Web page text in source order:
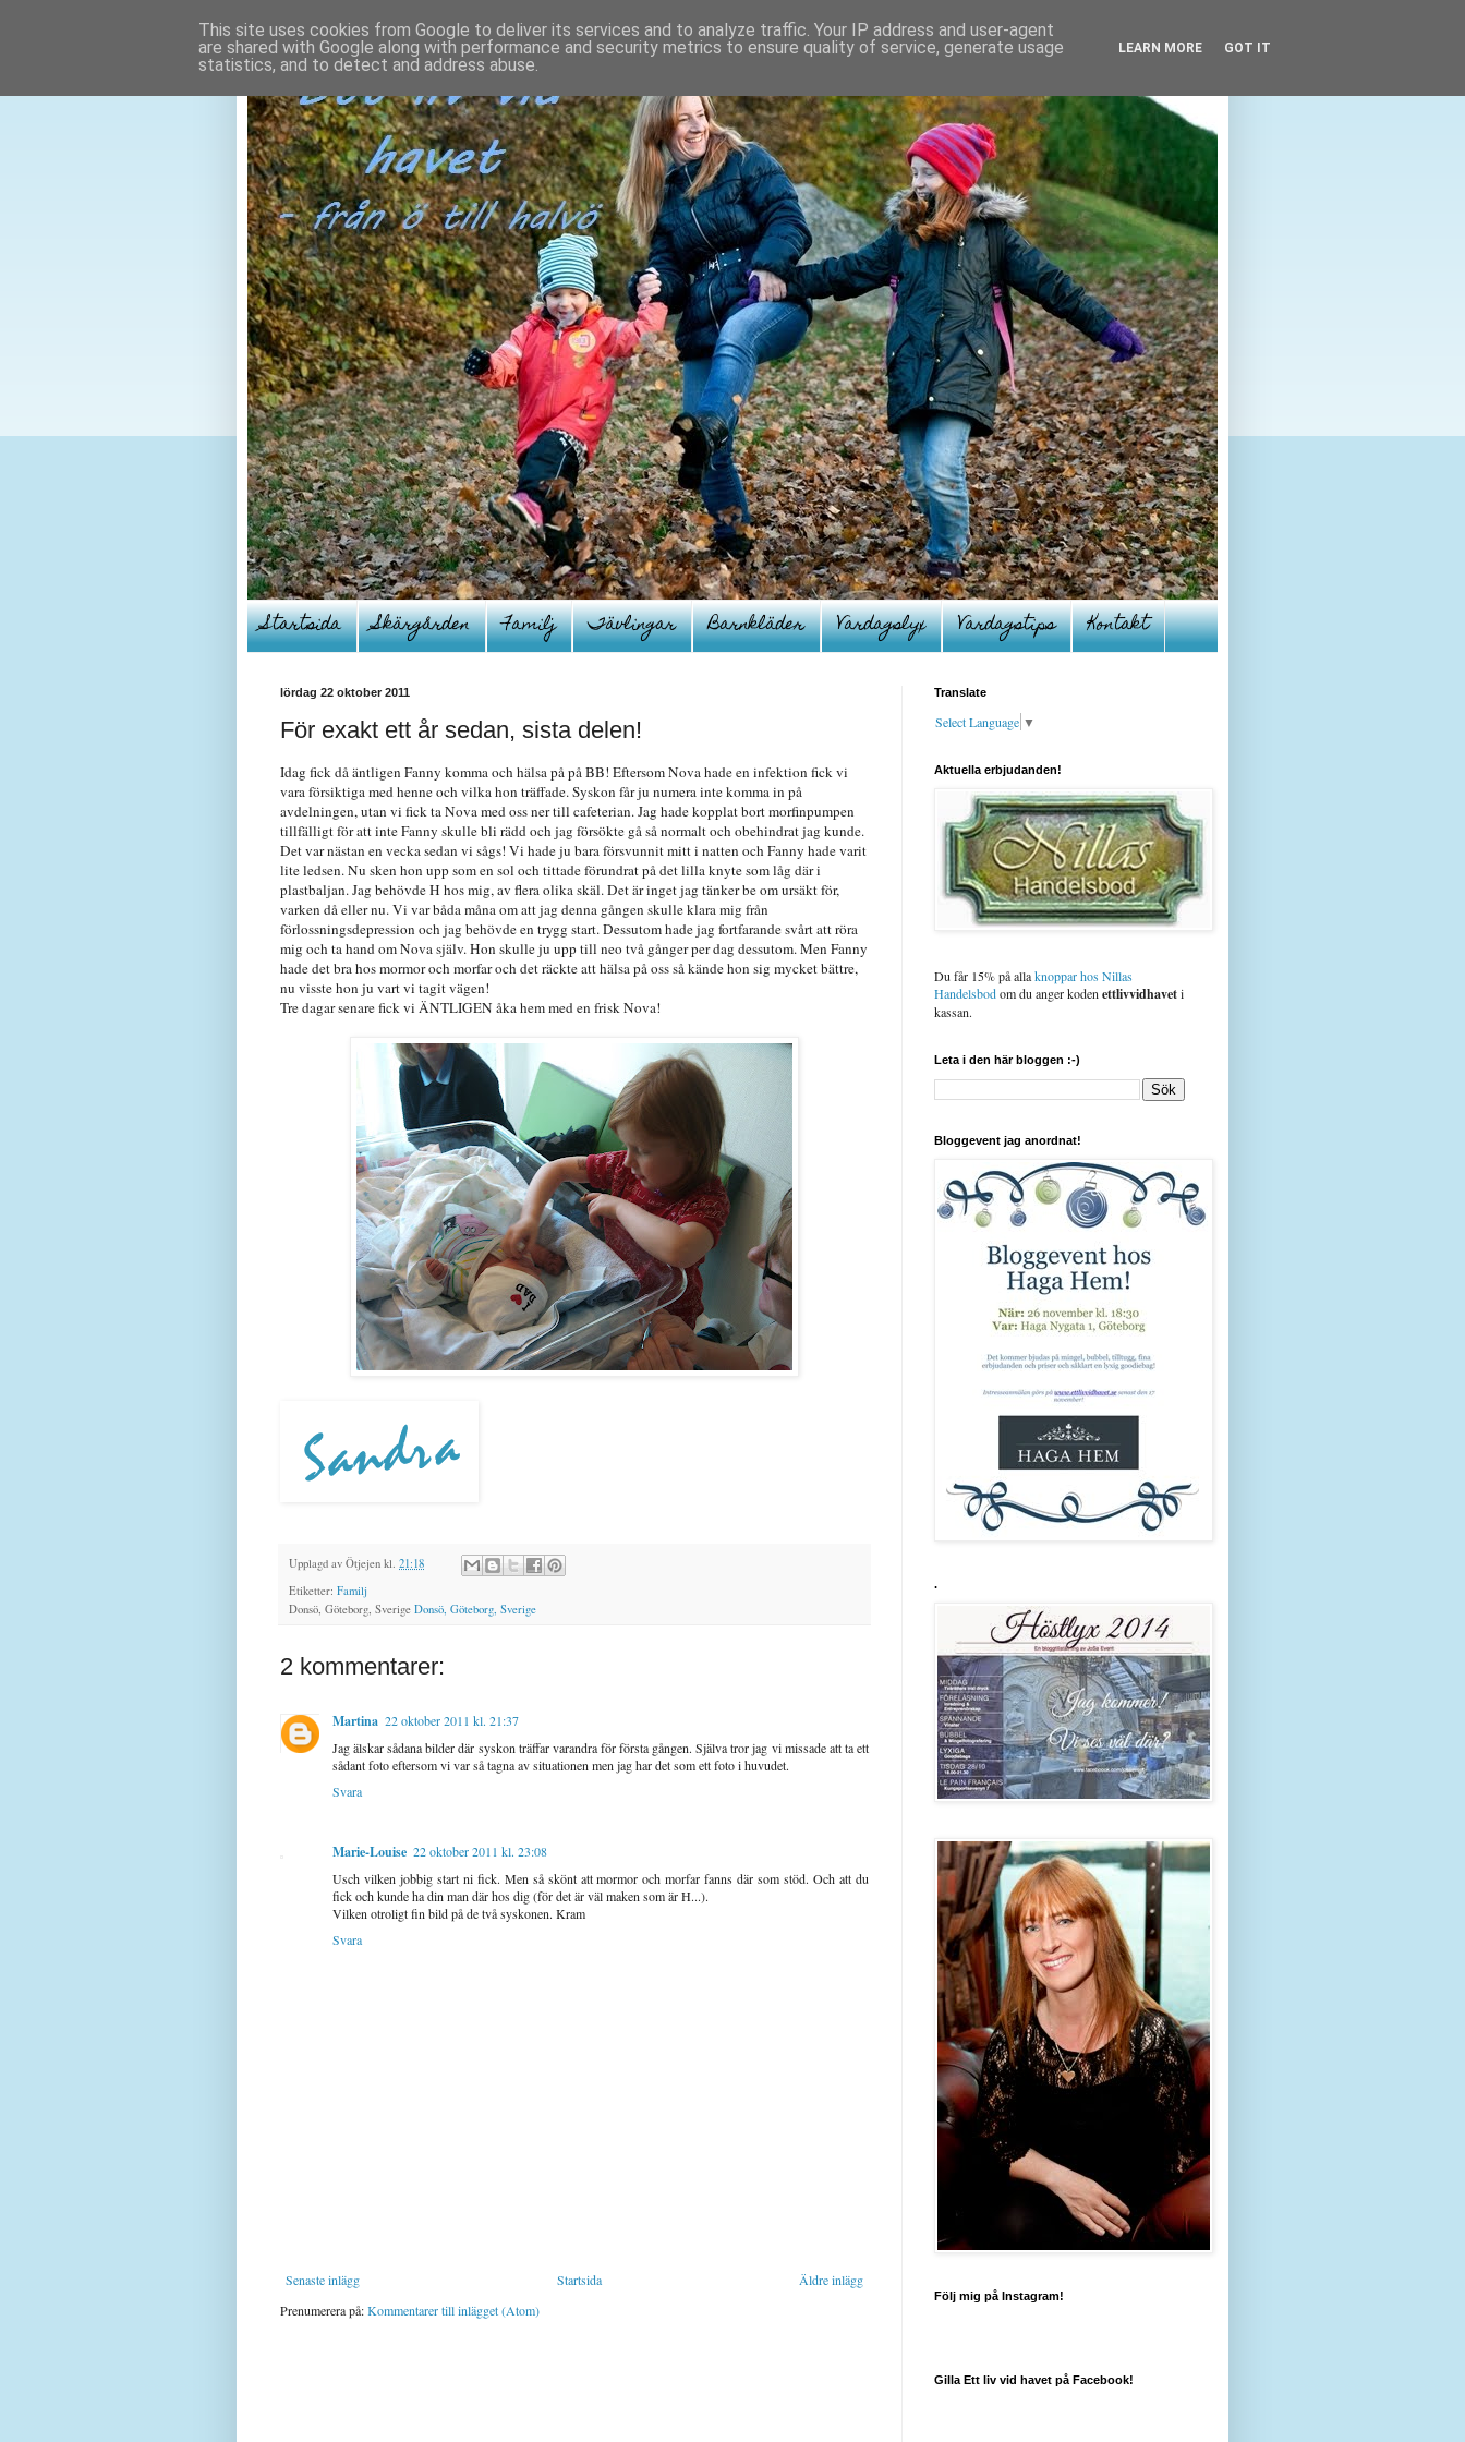
Startsida Skärgården Familj Tävlingar Barnkläder Vardagslyx Vardagstips Kontakt
lördag 22 oktober 2011
För exakt ett år sedan, sista delen!
Idag fick då äntligen Fanny komma och hälsa på på BB! Eftersom Nova hade en infektion fick vi
vara försiktiga med henne och vilka hon träffade. Syskon får ju numera inte komma in på
avdelningen, utan vi fick ta Nova med oss ner till cafeterian. Jag hade kopplat bort morfinpumpen
tillfälligt för att inte Fanny skulle bli rädd och jag försökte gå så normalt och obehindrat jag kunde.
Det var nästan en vecka sedan vi sågs! Vi hade ju bara försvunnit mitt i natten och Fanny hade varit
lite ledsen. Nu sken hon upp som en sol och tittade förundrat på det lilla knyte som låg där i
plastbaljan. Jag behövde H hos mig, av flera olika skäl. Det är inget jag tänker be om ursäkt för,
varken då eller nu. Vi var båda måna om att jag denna gången skulle klara mig från
förlossningsdepression och jag behövde en trygg start. Dessutom hade jag fortfarande svårt att röra
mig och ta hand om Nova själv. Hon skulle ju upp till neo två gånger per dag dessutom. Men Fanny
hade det bra hos mormor och morfar och det räckte att hälsa på oss så kände hon sig mycket bättre,
nu visste hon ju vart vi tagit vägen!
Tre dagar senare fick vi ÄNTLIGEN åka hem med en frisk Nova!
Upplagd av Ötjejen kl. 21:18
Etiketter: Familj
Donsö, Göteborg, Sverige Donsö, Göteborg, Sverige
2 kommentarer:
Martina 22 oktober 2011 kl. 21:37
Jag älskar sådana bilder där syskon träffar varandra för första gången. Själva tror jag vi missade att ta ett
sådant foto eftersom vi var så tagna av situationen men jag har det som ett foto i huvudet.
Svara
Marie-Louise 22 oktober 2011 kl. 23:08
Usch vilken jobbig start ni fick. Men så skönt att mormor och morfar fanns där som stöd. Och att du
fick och kunde ha din man där hos dig (för det är väl maken som är H...).
Vilken otroligt fin bild på de två syskonen. Kram
Svara
Senaste inlägg Äldre inlägg
Startsida
Prenumerera på:Kommentarer till inlägget (Atom)
Translate
Select Language ▼
Aktuella erbjudanden!
Du får 15% på allaknoppar hos Nillas
Handelsbodom du anger koden ettlivvidhaveti
kassan.
Leta i den här bloggen :-)
Bloggevent jag anordnat!
.
Följ mig på Instagram!
Gilla Ett liv vid havet på Facebook!
This site uses cookies from Google to deliver its services and to analyze traffic. Your IP address and user-agent
are shared with Google along with performance and security metrics to ensure quality of service, generate usage
statistics, and to detect and address abuse.
LEARN MORE GOT IT